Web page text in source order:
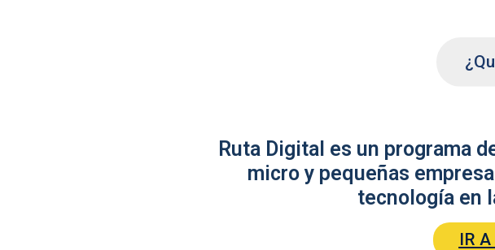
Ruta Digital es un programa
micro y pequeñas
tecnología en
IR